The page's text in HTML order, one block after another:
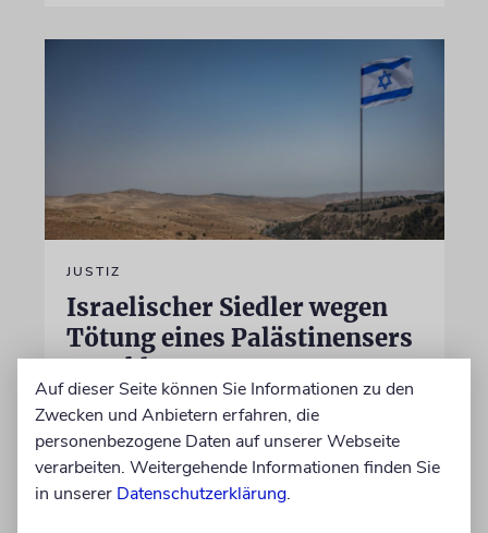
JUSTIZ
Israelischer Siedler wegen
Tötung eines Palästinensers
angeklagt
Der getötete Aktivist setzte sich gegen
Siedlergewalt ein und war an dem Oscar-
prämierten Film »No Other Land« beteiligt.
Jetzt steht der mutmaßliche Täter vor Gericht
Auf dieser Seite können Sie Informationen zu den
Zwecken und Anbietern erfahren, die
personenbezogene Daten auf unserer Webseite
verarbeiten. Weitergehende Informationen finden Sie
in unserer Datenschutzerklärung.